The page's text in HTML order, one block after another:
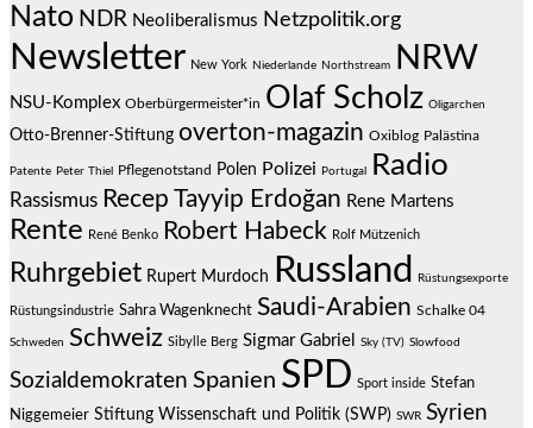
Nato NDR Neoliberalismus Netzpolitik.org
Newsletter New York Niederlande Northstream NRW
NSU-Komplex Oberbürgermeister*in Olaf Scholz Oligarchen
Otto-Brenner-Stiftung overton-magazin Oxiblog Palästina
Patente Peter Thiel Pflegenotstand Polen Polizei Portugal Radio
Rassismus Recep Tayyip Erdoğan Rene Martens
Rente René Benko Robert Habeck Rolf Mützenich
Ruhrgebiet Rupert Murdoch Russland Rüstungsexporte
Rüstungsindustrie Sahra Wagenknecht Saudi-Arabien Schalke 04
Schweden Schweiz Sibylle Berg Sigmar Gabriel Sky (TV) Slowfood
Sozialdemokraten Spanien SPD Sport inside Stefan
Niggemeier Stiftung Wissenschaft und Politik (SWP) SWR Syrien